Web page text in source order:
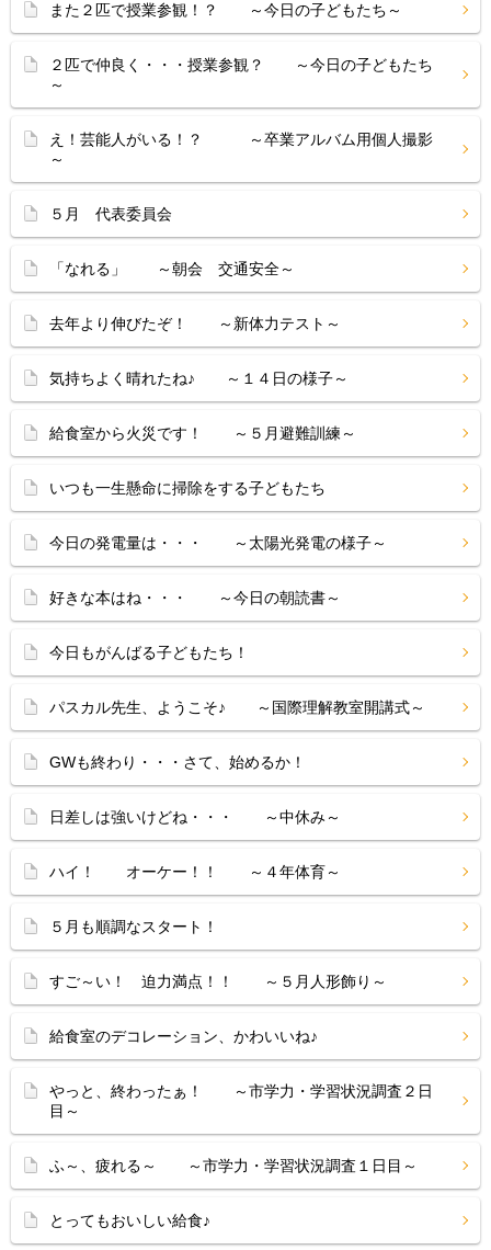
また２匹で授業参観！？ ～今日の子どもたち～
２匹で仲良く・・・授業参観？ ～今日の子どもたち
～
え！芸能人がいる！？ ～卒業アルバム用個人撮影
～
５月 代表委員会
「なれる」 ～朝会 交通安全～
去年より伸びたぞ！ ～新体力テスト～
気持ちよく晴れたね♪ ～１４日の様子～
給食室から火災です！ ～５月避難訓練～
いつも一生懸命に掃除をする子どもたち
今日の発電量は・・・ ～太陽光発電の様子～
好きな本はね・・・ ～今日の朝読書～
今日もがんばる子どもたち！
パスカル先生、ようこそ♪ ～国際理解教室開講式～
GWも終わり・・・さて、始めるか！
日差しは強いけどね・・・ ～中休み～
ハイ！ オーケー！！ ～４年体育～
５月も順調なスタート！
すご～い！ 迫力満点！！ ～５月人形飾り～
給食室のデコレーション、かわいいね♪
やっと、終わったぁ！ ～市学力・学習状況調査２日
目～
ふ～、疲れる～ ～市学力・学習状況調査１日目～
とってもおいしい給食♪